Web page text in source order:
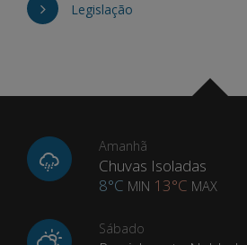
Legislação
Amanhã
Chuvas Isoladas
8°C MIN 13°C MAX
Sábado